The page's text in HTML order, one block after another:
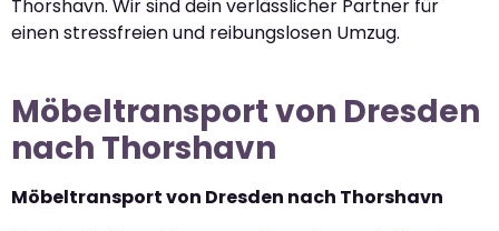
Thorshavn. Wir sind dein verlässlicher Partner für
einen stressfreien und reibungslosen Umzug.
Möbeltransport von Dresden
nach Thorshavn
Möbeltransport von Dresden nach Thorshavn